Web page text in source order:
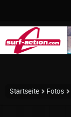
Startseite Fotos